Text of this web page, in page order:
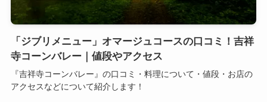
「ジブリメニュー」オマージュコースの口コミ！吉祥
寺コーンバレー｜値段やアクセス
『吉祥寺コーンバレー』の口コミ・料理について・値段・お店の
アクセスなどについて紹介します！